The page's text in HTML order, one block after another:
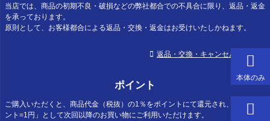
本体のみ
当店では、商品の初期不良・破損などの弊社都合での不具合に限り、返品・返金
を承っております。
原則として、お客様都合による返品・交換・返金はお受けいたしかねます。
返品・交換・キャンセルについて
ポイント
ご購入いただくと、商品代金（税抜）の1％をポイントにて還元され、「1ポイ
ント=1円」として次回以降のお買い物にご利用いただけます。